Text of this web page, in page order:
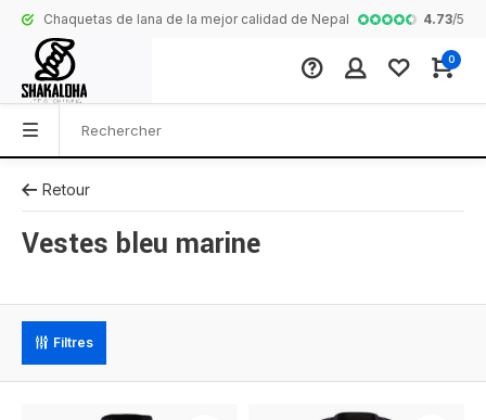
Chaquetas de lana de la mejor calidad de Nepal Collection
4.73/5
0
Retour
Vestes bleu marine
Filtres